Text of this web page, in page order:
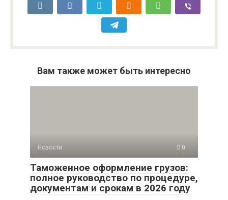
Вам также может быть интересно
Новости 0
Таможенное оформление грузов:
полное руководство по процедуре,
документам и срокам в 2026 году